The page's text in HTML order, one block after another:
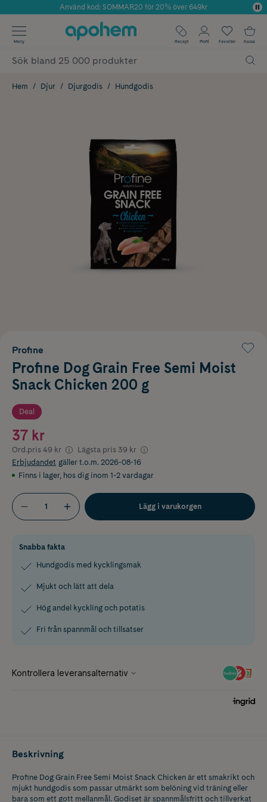
Årets Butik 2025 inom Skönhet
Använd kod: SOMMAR20 för 20% över 649kr
✓ Fri frakt
✓ Poäng på alla köp*
Meny Recept Profil Favoriter Kassa
Hem Djur Djurgodis Hundgodis
Profine
Profine Dog Grain Free Semi Moist
Snack Chicken 200 g
Deal
37 kr
Ord.pris 49 kr Lägsta pris 39 kr
Erbjudandet gäller t.o.m. 2026-08-16
Finns i lager, hos dig inom 1-2 vardagar
Lägg i varukorgen
Snabba fakta
Hundgodis med kycklingsmak
Mjukt och lätt att dela
Hög andel kyckling och potatis
Fri från spannmål och tillsatser
Beskrivning
Profine Dog Grain Free Semi Moist Snack Chicken är ett smakrikt och
mjukt hundgodis som passar utmärkt som belöning vid träning eller
bara som ett gott mellanmål. Godiset är spannmålsfritt och tillverkat